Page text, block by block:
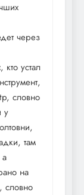
через
устал
словно
у
там
на
словно